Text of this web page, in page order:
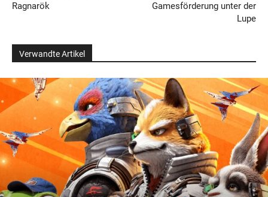
Ragnarök
Gamesförderung unter der
Lupe
Verwandte Artikel